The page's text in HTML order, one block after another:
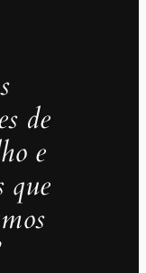
de
e
que